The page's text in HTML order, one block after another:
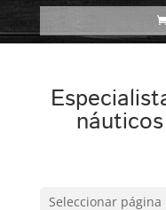
Seleccionar página